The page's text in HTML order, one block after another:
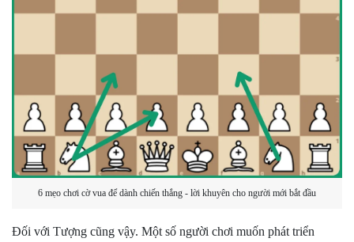
6 mẹo chơi cờ vua để dành chiến thắng - lời khuyên cho người mới bắt đầu
Đối với Tượng cũng vậy. Một số người chơi muốn phát triển